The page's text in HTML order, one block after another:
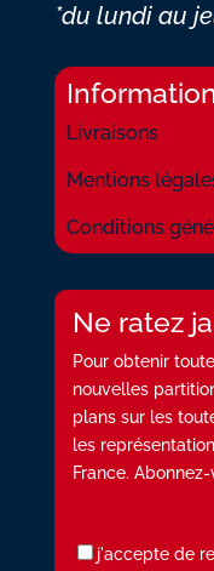
*du lundi au
Livraisons
Mentions
Conditions
Ne ratez
Pour obtenir
nouvelles
plans sur les
les
France.
j'accepte de